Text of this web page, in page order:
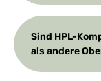
Sind HPL-
als andere